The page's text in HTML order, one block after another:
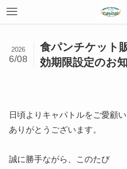
食パンチケット
効期限設定のお
2026
6/08
日頃よりキャパトルをご愛顧い
ありがとうございます。
誠に勝手ながら、このたび